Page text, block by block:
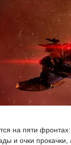
на пяти
и очки